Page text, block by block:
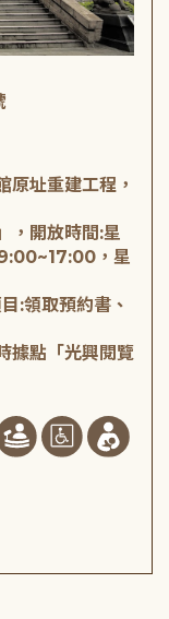
原址重建工程，
，開放時間:星
，星
:領取預約書、
據點「光興閱覽